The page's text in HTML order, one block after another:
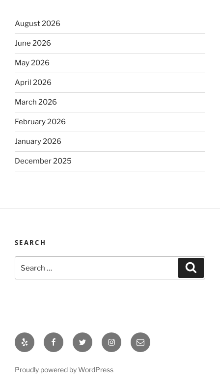
August 2026
June 2026
May 2026
April 2026
March 2026
February 2026
January 2026
December 2025
SEARCH
for:
Yelp FacebookTwitter InstagramEmail
Proudly powered by WordPress